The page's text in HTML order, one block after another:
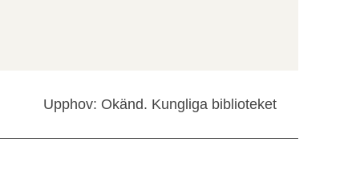
Upphov: Okänd. Kungliga biblioteket